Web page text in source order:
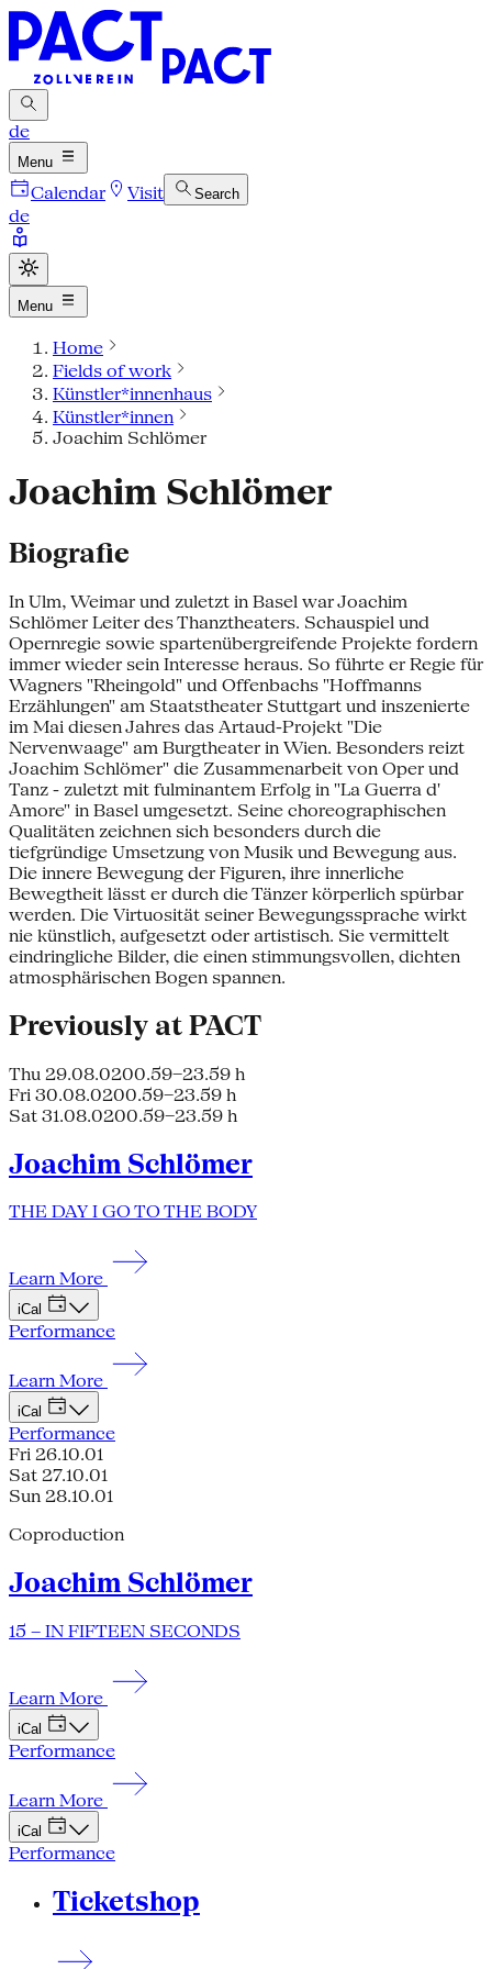
de
Menu
Calendar Visit Search
de
Menu
Home
Fields of work
Künstler*innenhaus
Künstler*innen
Joachim Schlömer
Joachim Schlömer
Biografie
In Ulm, Weimar und zuletzt in Basel war Joachim
Schlömer Leiter des Thanztheaters. Schauspiel und
Opernregie sowie spartenübergreifende Projekte fordern
immer wieder sein Interesse heraus. So führte er Regie für
Wagners "Rheingold" und Offenbachs "Hoffmanns
Erzählungen" am Staatstheater Stuttgart und inszenierte
im Mai diesen Jahres das Artaud-Projekt "Die
Nervenwaage" am Burgtheater in Wien. Besonders reizt
Joachim Schlömer" die Zusammenarbeit von Oper und
Tanz - zuletzt mit fulminantem Erfolg in "La Guerra d'
Amore" in Basel umgesetzt. Seine choreographischen
Qualitäten zeichnen sich besonders durch die
tiefgründige Umsetzung von Musik und Bewegung aus.
Die innere Bewegung der Figuren, ihre innerliche
Bewegtheit lässt er durch die Tänzer körperlich spürbar
werden. Die Virtuosität seiner Bewegungssprache wirkt
nie künstlich, aufgesetzt oder artistisch. Sie vermittelt
eindringliche Bilder, die einen stimmungsvollen, dichten
atmosphärischen Bogen spannen.
Previously at PACT
Thu 29.08.0200.59–23.59 h
Fri 30.08.0200.59–23.59 h
Sat 31.08.0200.59–23.59 h
Joachim Schlömer
THE DAY I GO TO THE BODY
Learn More
iCal
Performance
Learn More
iCal
Performance
Fri 26.10.01
Sat 27.10.01
Sun 28.10.01
Coproduction
Joachim Schlömer
15 – IN FIFTEEN SECONDS
Learn More
iCal
Performance
Learn More
iCal
Performance
Ticketshop